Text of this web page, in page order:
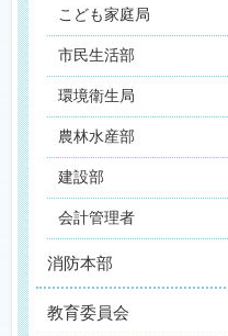
こども家庭局
市民生活部
環境衛生局
農林水産部
建設部
会計管理者
消防本部
教育委員会